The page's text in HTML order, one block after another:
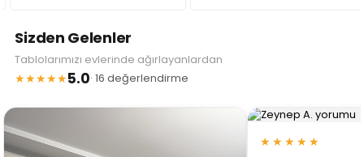
Sizden Gelenler
Tablolarımızı evlerinde ağırlayanlardan
★★★★★5.0· 16 değerlendirme
★★★★★